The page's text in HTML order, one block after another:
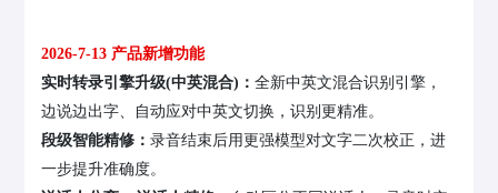
2026-7-13 产品新增功能
实时转录引擎升级(中英混合)：全新中英文混合识别引擎，
边说边出字、自动应对中英文切换，识别更精准。
段级智能精修：录音结束后用更强模型对文字二次校正，进
一步提升准确度。